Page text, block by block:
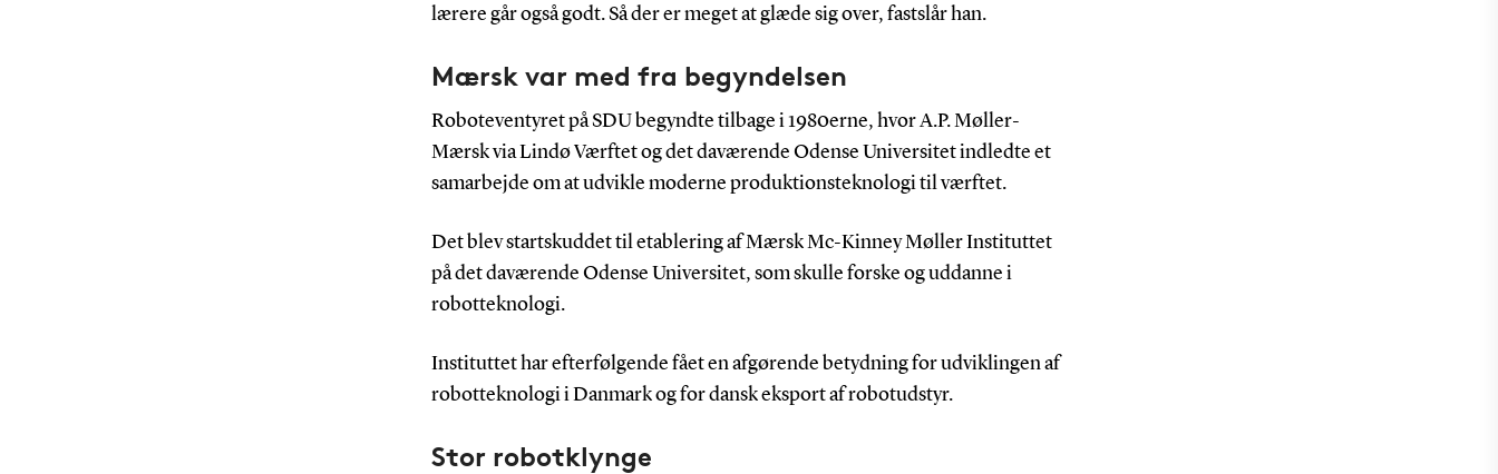
lærere går også godt. Så der er meget at glæde sig over, fastslår han.
Mærsk var med fra begyndelsen
Roboteventyret på SDU begyndte tilbage i 1980erne, hvor A.P. Møller-
Mærsk via Lindø Værftet og det daværende Odense Universitet indledte et
samarbejde om at udvikle moderne produktionsteknologi til værftet.
Det blev startskuddet til etablering af Mærsk Mc-Kinney Møller Instituttet
på det daværende Odense Universitet, som skulle forske og uddanne i
robotteknologi.
Instituttet har efterfølgende fået en afgørende betydning for udviklingen af
robotteknologi i Danmark og for dansk eksport af robotudstyr.
Stor robotklynge